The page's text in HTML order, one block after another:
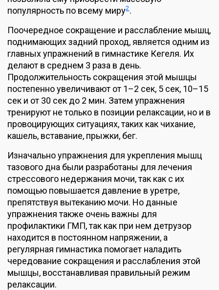
популярность по всему миру2.
Поочередное сокращение и расслабление мышц,
поднимающих задний проход, является одним из
главных упражнений в гимнастике Кегеля. Их
делают в среднем 3 раза в день.
Продолжительность сокращения этой мышцы
постепенно увеличивают от 1–2 сек, 5 сек, 10–15
сек и от 30 сек до 2 мин. Затем упражнения
тренируют не только в позиции релаксации, но и в
провоцирующих ситуациях, таких как чихание,
кашель, вставание, прыжки, бег.
Изначально упражнения для укрепления мышц
тазового дна были разработаны для лечения
стрессового недержания мочи, так как с их
помощью повышается давление в уретре,
препятствуя вытеканию мочи. Но данные
упражнения также очень важны для
профилактики ГМП, так как при нем детрузор
находится в постоянном напряжении, а
регулярная гимнастика помогает наладить
чередование сокращения и расслабления этой
мышцы, восстанавливая правильный режим
релаксации.